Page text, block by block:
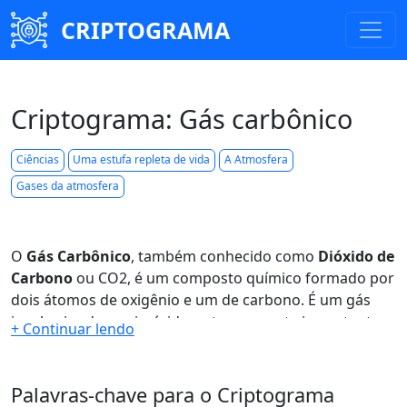
CRIPTOGRAMA
Criptograma: Gás carbônico
Ciências Uma estufa repleta de vida
A Atmosfera
Gases da atmosfera
O Gás Carbônico, também conhecido como Dióxido de
Carbono ou CO2, é um composto químico formado por
dois átomos de oxigênio e um de carbono. É um gás
incolor, inodoro e insípido, extremamente importante
para o equilíbrio do meio ambiente, mas que também
Na natureza, o CO2 está presente no ar atmosférico em
Palavras-chave para o Criptograma